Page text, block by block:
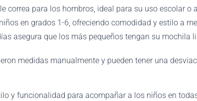
correa para los hombros, ideal para su uso escolar o
en grados 1-6, ofreciendo comodidad y estilo a
asegura que los más pequeños tengan su mochila
medidas manualmente y pueden tener una
y funcionalidad para acompañar a los niños en